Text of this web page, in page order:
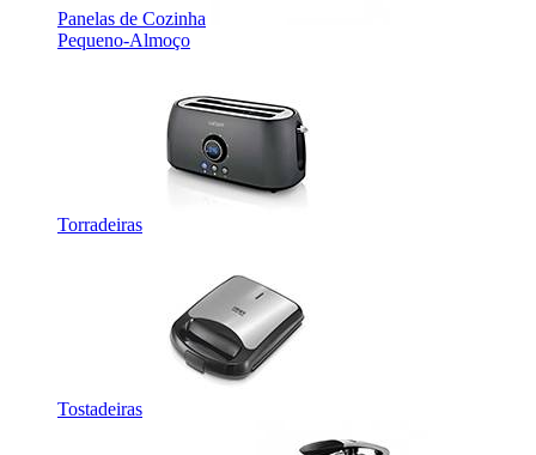
Panelas de Cozinha
Pequeno-Almoço
Torradeiras
Tostadeiras